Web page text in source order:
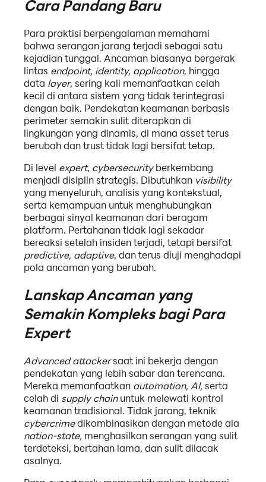
Cara Pandang Baru
Para praktisi berpengalaman memahami
bahwa serangan jarang terjadi sebagai satu
kejadian tunggal. Ancaman biasanya bergerak
lintas endpoint, identity, application, hingga
data layer, sering kali memanfaatkan celah
kecil di antara sistem yang tidak terintegrasi
dengan baik. Pendekatan keamanan berbasis
perimeter semakin sulit diterapkan di
lingkungan yang dinamis, di mana asset terus
berubah dan trust tidak lagi bersifat tetap.
Di level expert, cybersecurityberkembang
menjadi disiplin strategis. Dibutuhkan visibility
yang menyeluruh, analisis yang kontekstual,
serta kemampuan untuk menghubungkan
berbagai sinyal keamanan dari beragam
platform. Pertahanan tidak lagi sekadar
bereaksi setelah insiden terjadi, tetapi bersifat
predictive, adaptive, dan terus diuji menghadapi
pola ancaman yang berubah.
Lanskap Ancaman yang
Semakin Kompleks bagi Para
Expert
Advanced attackersaat ini bekerja dengan
pendekatan yang lebih sabar dan terencana.
Mereka memanfaatkan automation, AI, serta
celah di supply chainuntuk melewati kontrol
keamanan tradisional. Tidak jarang, teknik
cybercrimedikombinasikan dengan metode ala
nation-state, menghasilkan serangan yang sulit
terdeteksi, bertahan lama, dan sulit dilacak
asalnya.